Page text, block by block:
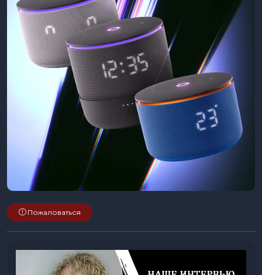
Пожаловаться